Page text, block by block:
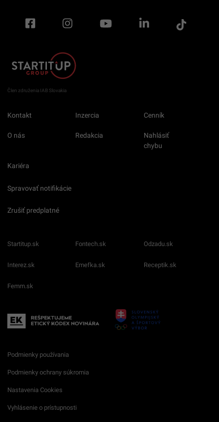
Člen združenia IAB Slovakia
Kontakt Inzercia Cenník
O nás Redakcia
Nahlásiť
chybu
Kariéra
Spravovať notifikácie
Zrušiť predplatné
Startitup.sk Fontech.sk Odzadu.sk
Interez.sk Emefka.sk Receptik.sk
Femm.sk
Podmienky používania
Podmienky ochrany súkromia
Nastavenia Cookies
Vyhlásenie o prístupnosti